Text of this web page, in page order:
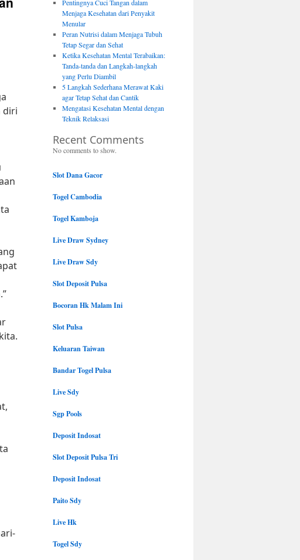
diri
Pentingnya Cuci Tangan dalam
Menjaga Kesehatan dari Penyakit
Menular
Peran Nutrisi dalam Menjaga Tubuh
Tetap Segar dan Sehat
Ketika Kesehatan Mental Terabaikan:
Tanda-tanda dan Langkah-langkah
yang Perlu Diambil
5 Langkah Sederhana Merawat Kaki
agar Tetap Sehat dan Cantik
Mengatasi Kesehatan Mental dengan
Teknik Relaksasi
Recent Comments
No comments to show.
Slot Dana Gacor
Togel Cambodia
Togel Kamboja
Live Draw Sydney
Live Draw Sdy
Slot Deposit Pulsa
Bocoran Hk Malam Ini
Slot Pulsa
Keluaran Taiwan
Bandar Togel Pulsa
Live Sdy
Sgp Pools
Deposit Indosat
Slot Deposit Pulsa Tri
Deposit Indosat
Paito Sdy
Live Hk
Togel Sdy